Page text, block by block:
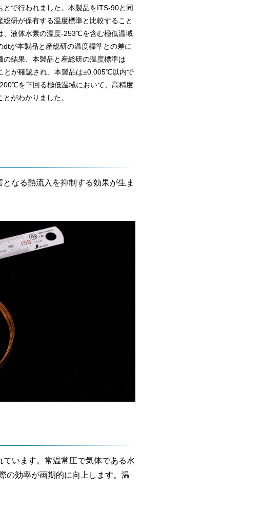
とで行われました。本製品をITS-90と同
研が保有する温度標準と比較すること
、液体水素の温度-253℃を含む極低温域
dtが本製品と産総研の温度標準との差に
の結果、本製品と産総研の温度標準は
とが確認され、本製品は±0.005℃以内で
を下回る極低温域において、高精度
がわかりました。
なる熱流入を抑制する効果が生ま
います。常温常圧で気体である水
の効率が画期的に向上します。温